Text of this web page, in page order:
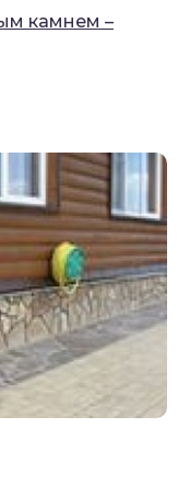
камнем –